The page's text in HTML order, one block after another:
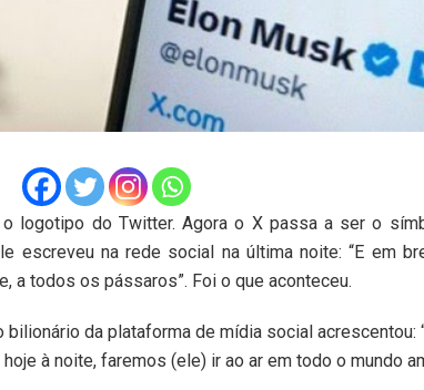
logotipo do Twitter. Agora o X passa a ser o
escreveu na rede social na última noite: “E em
a todos os pássaros”. Foi o que aconteceu.
da plataforma de mídia social acrescentou:
à noite, faremos (ele) ir ao ar em todo o mundo